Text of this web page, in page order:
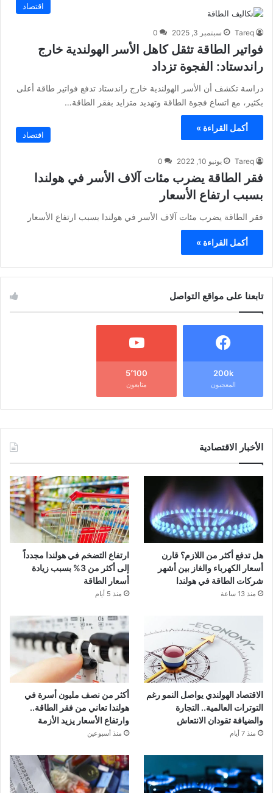
اقتصاد
Tareq سبتمبر 3, 2025 0
فواتير الطاقة تثقل كاهل الأسر الهولندية خارج
راندستاد: الفجوة تزداد
دراسة تكشف أن الأسر الهولندية خارج راندستاد تدفع فواتير طاقة أعلى
بكثير، مع اتساع فجوة الطاقة وتهديد متزايد بفقر الطاقة…
أكمل القراءة »
اقتصاد
Tareq يونيو 10, 2022 0
فقر الطاقة يضرب مئات آلاف الأسر في هولندا
بسبب ارتفاع الأسعار
فقر الطاقة يضرب مئات آلاف الأسر في هولندا بسبب ارتفاع الأسعار
أكمل القراءة »
تابعنا على مواقع التواصل
200k
المعجبون
5٬100
متابعون
الأخبار الاقتصادية
هل تدفع أكثر من اللازم؟ قارن
أسعار الكهرباء والغاز بين أشهر
شركات الطاقة في هولندا
منذ 13 ساعة
ارتفاع التضخم في هولندا مجدداً
إلى أكثر من 3% بسبب زيادة
أسعار الطاقة
منذ 5 أيام
الاقتصاد الهولندي يواصل النمو رغم
التوترات العالمية.. التجارة
والضيافة تقودان الانتعاش
منذ 7 أيام
أكثر من نصف مليون أسرة في
هولندا تعاني من فقر الطاقة..
وارتفاع الأسعار يزيد الأزمة
منذ أسبوعين